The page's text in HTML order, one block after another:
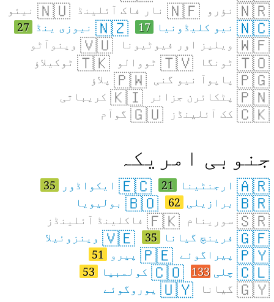
🇳🇷نؤرو 🇳🇫نار فاک آئلینڈ 🇳🇺نیئو
🇳🇨نیو کلیڈونیا 17
🇳🇿نیوزی ینڈ 27
🇼🇫ویلیز اور فیوٹیونا 🇻🇺وینوآٹو
🇹🇴ٹونگا 🇹🇻ٹووالو 🇹🇰ٹوکیلاؤ
🇵🇬پاپوآ نیو گنی 🇵🇼پلاؤ
🇵🇳پٹکائرن جزائر 🇰🇮کریباتی
🇨🇰کک آئلینڈز 🇬🇺گوآم
جنوبی امریکہ
🇦🇷ارجنٹینا 21
🇪🇨ایکواڈور 35
🇧🇷برازیلی 62
🇧🇴بولیویا
🇸🇷سورینام 🇫🇰فاکلینڈ آئلینڈز
🇬🇫فرینچ گیانا 35
🇻🇪وینزوئیلا
🇵🇾پیراگوئے 🇵🇪پیرو 51
🇨🇱چلی 133
🇨🇴کولمبیا 53
🇬🇾گیانا 🇺🇾یوروگوئے